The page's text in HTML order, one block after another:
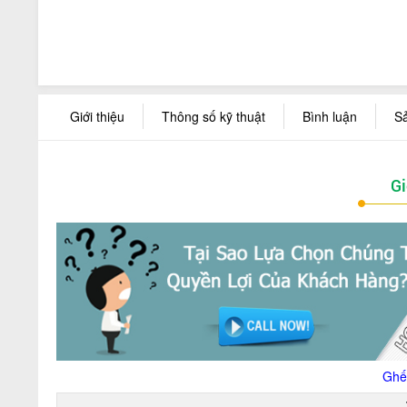
Giới thiệu Thông số kỹ thuật Bình luận